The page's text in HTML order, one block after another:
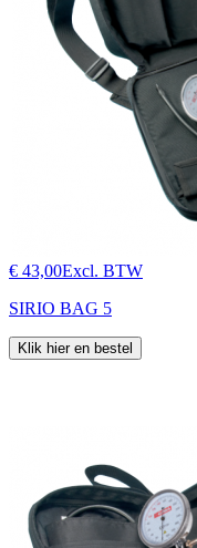
€ 43,00Excl. BTW
SIRIO BAG 5
Klik hier en bestel